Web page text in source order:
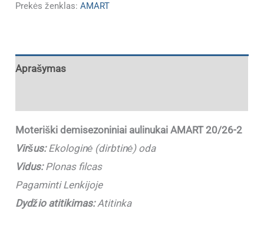
Prekės ženklas:AMART
Aprašymas
Moteriški demisezoniniai aulinukai AMART 20/26-2
Viršus:Ekologinė (dirbtinė) oda
Vidus:Plonas filcas
Pagaminti Lenkijoje
Dydžio atitikimas:Atitinka